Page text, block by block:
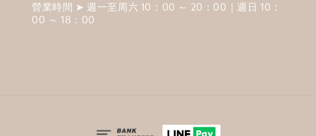
營業時間 ➤ 週一至周六 10：00 ～ 20：00｜週日 10：
00 ～ 18：00